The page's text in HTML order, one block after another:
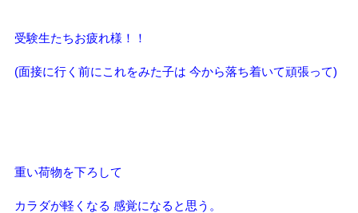
受験生たちお疲れ様！！
(面接に行く前にこれをみた子は 今から落ち着いて頑張って)
重い荷物を下ろして
カラダが軽くなる 感覚になると思う。